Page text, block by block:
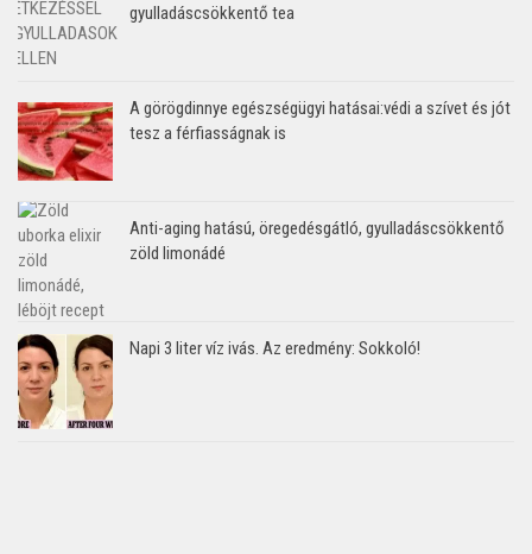
gyulladáscsökkentő tea
A görögdinnye egészségügyi hatásai:védi a szívet és jót
tesz a férfiasságnak is
Anti-aging hatású, öregedésgátló, gyulladáscsökkentő
zöld limonádé
Napi 3 liter víz ivás. Az eredmény: Sokkoló!